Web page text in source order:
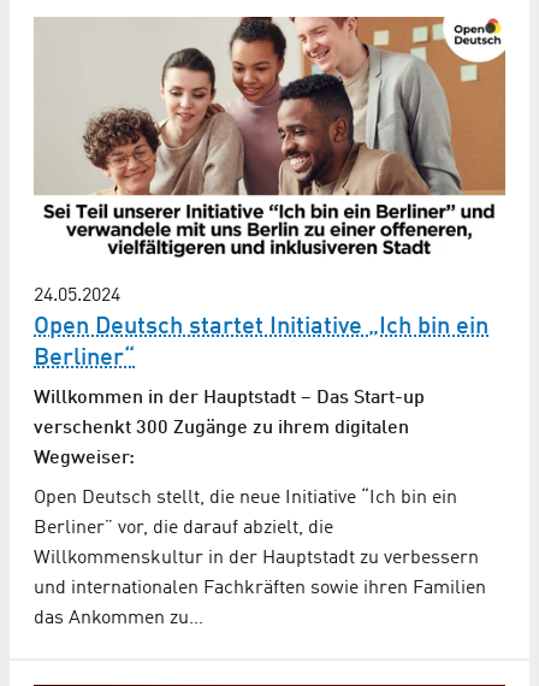
24.05.2024
Open Deutsch startet Initiative „Ich bin ein
Berliner“
Willkommen in der Hauptstadt – Das Start-up
verschenkt 300 Zugänge zu ihrem digitalen
Wegweiser:
Open Deutsch stellt, die neue Initiative “Ich bin ein
Berliner” vor, die darauf abzielt, die
Willkommenskultur in der Hauptstadt zu verbessern
und internationalen Fachkräften sowie ihren Familien
das Ankommen zu…